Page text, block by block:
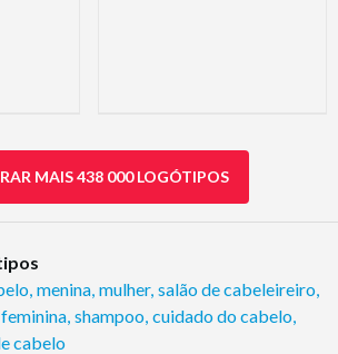
MAIS 438 000 LOGÓTIPOS
menina mulher, salão de cabeleireiro
feminina shampoo cuidado do cabelo
cabelo